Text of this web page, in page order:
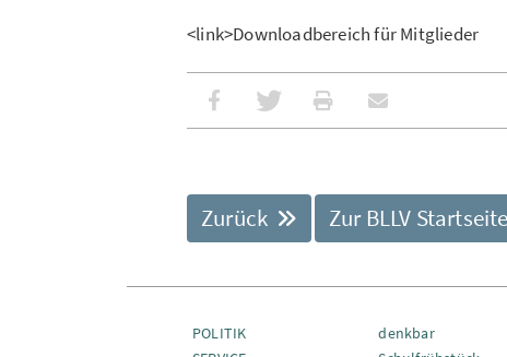
<link>Downloadbereich für Mitglieder
Zurück Zur BLLV Startseite
POLITIK
denkbar